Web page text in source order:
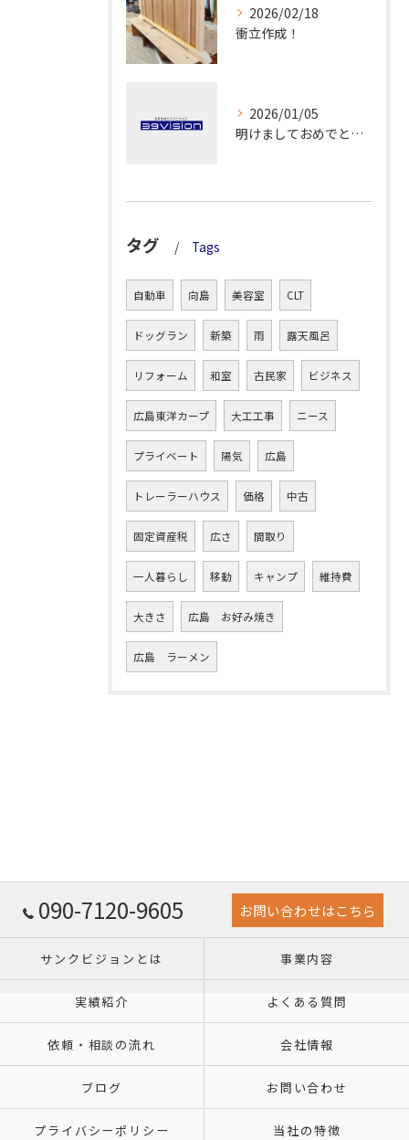
2026/02/18
衝立作成！
2026/01/05
明けましておめでとうございます！
タグ Tags
自動車 向島 美容室 CLT
ドッグラン 新築 雨 露天風呂
リフォーム 和室 古民家 ビジネス
広島東洋カープ 大工工事 ニース
プライベート 陽気 広島
トレーラーハウス 価格 中古
固定資産税 広さ 間取り
一人暮らし 移動 キャンプ 維持費
大きさ 広島 お好み焼き
広島 ラーメン
090-7120-9605 お問い合わせはこちら
サンクビジョンとは 事業内容
実績紹介 よくある質問
依頼・相談の流れ 会社情報
ブログ お問い合わせ
プライバシーポリシー 当社の特徴